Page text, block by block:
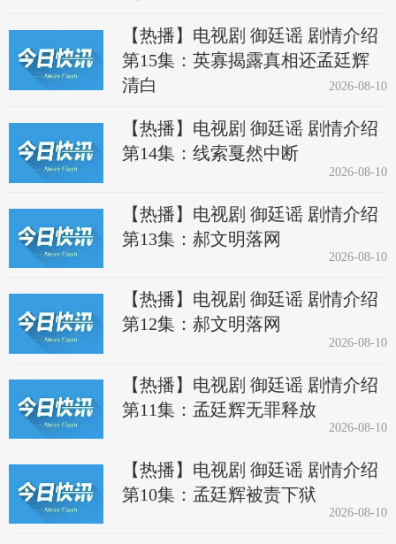
【热播】电视剧 御廷谣 剧情介绍
第15集：英寡揭露真相还孟廷辉
清白
2026-08-10
【热播】电视剧 御廷谣 剧情介绍
第14集：线索戛然中断
2026-08-10
【热播】电视剧 御廷谣 剧情介绍
第13集：郝文明落网
2026-08-10
【热播】电视剧 御廷谣 剧情介绍
第12集：郝文明落网
2026-08-10
【热播】电视剧 御廷谣 剧情介绍
第11集：孟廷辉无罪释放
2026-08-10
【热播】电视剧 御廷谣 剧情介绍
第10集：孟廷辉被责下狱
2026-08-10